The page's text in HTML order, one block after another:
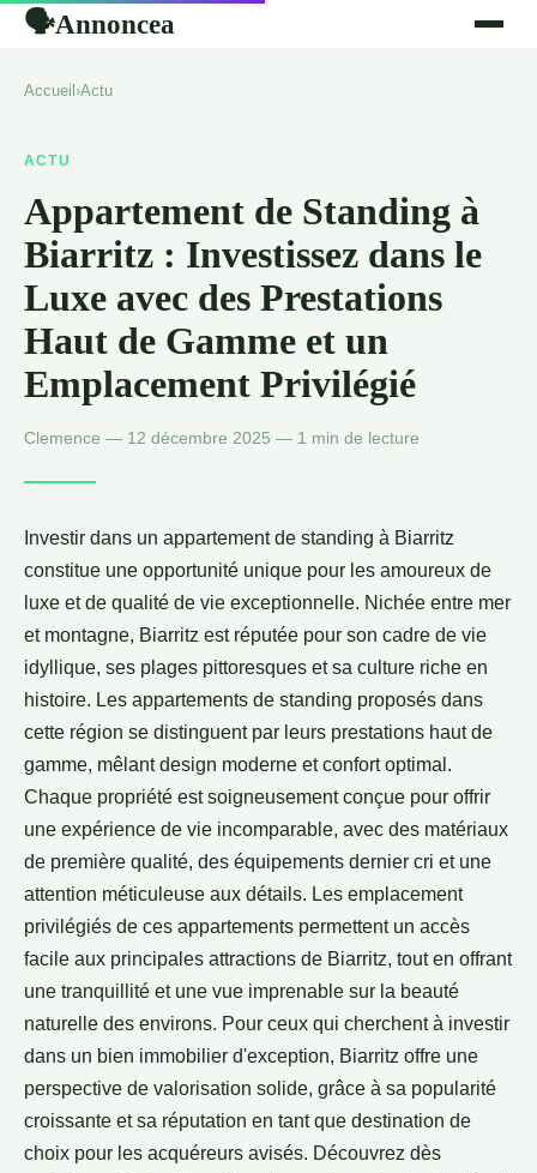
🗣Annoncea
Accueil ›Actu
ACTU
Appartement de Standing à
Biarritz : Investissez dans le
Luxe avec des Prestations
Haut de Gamme et un
Emplacement Privilégié
Clemence — 12 décembre 2025 — 1 min de lecture
Investir dans un appartement de standing à Biarritz
constitue une opportunité unique pour les amoureux de
luxe et de qualité de vie exceptionnelle. Nichée entre mer
et montagne, Biarritz est réputée pour son cadre de vie
idyllique, ses plages pittoresques et sa culture riche en
histoire. Les appartements de standing proposés dans
cette région se distinguent par leurs prestations haut de
gamme, mêlant design moderne et confort optimal.
Chaque propriété est soigneusement conçue pour offrir
une expérience de vie incomparable, avec des matériaux
de première qualité, des équipements dernier cri et une
attention méticuleuse aux détails. Les emplacement
privilégiés de ces appartements permettent un accès
facile aux principales attractions de Biarritz, tout en offrant
une tranquillité et une vue imprenable sur la beauté
naturelle des environs. Pour ceux qui cherchent à investir
dans un bien immobilier d'exception, Biarritz offre une
perspective de valorisation solide, grâce à sa popularité
croissante et sa réputation en tant que destination de
choix pour les acquéreurs avisés. Découvrez dès